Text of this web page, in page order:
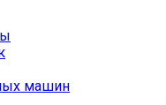
машин